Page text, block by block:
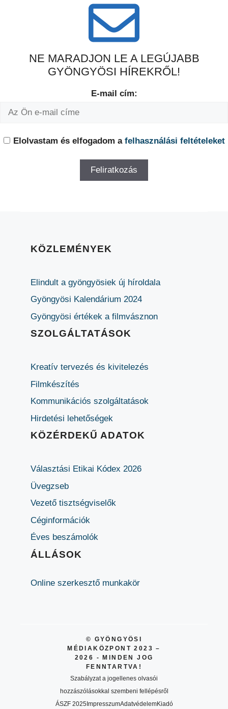
NE MARADJON LE A LEGÚJABB
GYÖNGYÖSI HÍREKRŐL!
E-mail cím:
Elolvastam és elfogadom a felhasználási feltételeket
KÖZLEMÉNYEK
Elindult a gyöngyösiek új híroldala
Gyöngyösi Kalendárium 2024
Gyöngyösi értékek a filmvásznon
SZOLGÁLTATÁSOK
Kreatív tervezés és kivitelezés
Filmkészítés
Kommunikációs szolgáltatások
Hirdetési lehetőségek
KÖZÉRDEKŰ ADATOK
Választási Etikai Kódex 2026
Üvegzseb
Vezető tisztségviselők
Céginformációk
Éves beszámolók
ÁLLÁSOK
Online szerkesztő munkakör
© GYÖNGYÖSI
MÉDIAKÖZPONT 2023 –
2026 - MINDEN JOG
FENNTARTVA!
Szabályzat a jogellenes olvasói
hozzászólásokkal szembeni fellépésről
ÁSZF 2025ImpresszumAdatvédelemKiadó